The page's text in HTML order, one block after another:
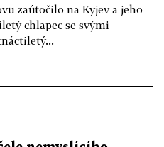
zaútočilo na Kyjev a jeho
chlapec se svými